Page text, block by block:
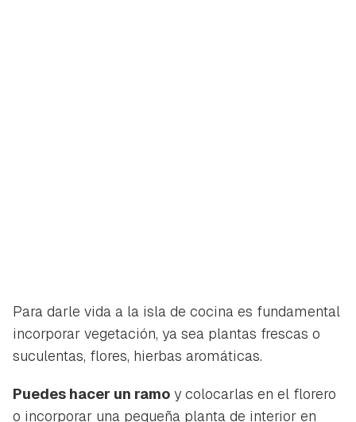
Para darle vida a la isla de cocina es fundamental
incorporar vegetación, ya sea plantas frescas o
suculentas, flores, hierbas aromáticas.
Puedes hacer un ramo y colocarlas en el florero
o incorporar una pequeña planta de interior en